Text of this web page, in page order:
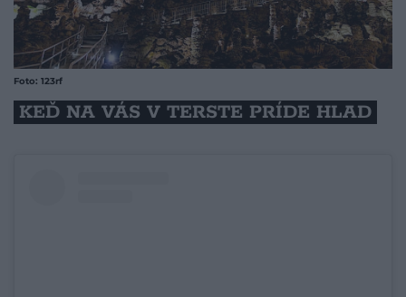
Foto: 123rf
KEĎ NA VÁS V TERSTE PRÍDE HLAD